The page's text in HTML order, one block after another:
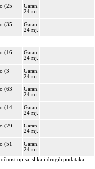
(25
Garan.
24 mj.
(35
Garan.
24 mj.
(16
Garan.
24 mj.
(3
Garan.
24 mj.
(63
Garan.
24 mj.
(14
Garan.
24 mj.
(29
Garan.
24 mj.
(51
Garan.
24 mj.
opisa, slika i drugih podataka.